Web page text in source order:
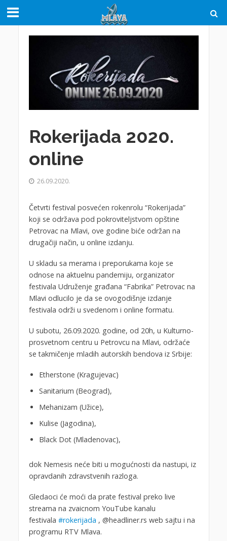
Rokerijada 2020.
online
26.09.2020.
Četvrti festival posvećen rokenrolu “Rokerijada”
koji se održava pod pokroviteljstvom opštine
Petrovac na Mlavi, ove godine biće održan na
drugačiji način, u online izdanju.
U skladu sa merama i preporukama koje se
odnose na aktuelnu pandemiju, organizator
festivala Udruženje građana “Fabrika” Petrovac na
Mlavi odlucilo je da se ovogodišnje izdanje
festivala održi u svedenom i online formatu.
U subotu, 26.09.2020. godine, od 20h, u Kulturno-
prosvetnom centru u Petrovcu na Mlavi, održaće
se takmičenje mladih autorskih bendova iz Srbije:
Etherstone (Kragujevac)
Sanitarium (Beograd),
Mehanizam (Užice),
Kulise (Jagodina),
Black Dot (Mladenovac),
dok Nemesis neće biti u mogućnosti da nastupi, iz
opravdanih zdravstvenih razloga.
Gledaoci će moći da prate festival preko live
streama na zvaicnom YouTube kanalu
festivala #rokerijada , @headliner.rs web sajtu i na
programu RTV Mlava.